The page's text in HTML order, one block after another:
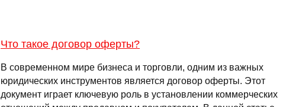
Что такое договор оферты?
В современном мире бизнеса и торговли, одним из важных
юридических инструментов является договор оферты. Этот
документ играет ключевую роль в установлении коммерческих